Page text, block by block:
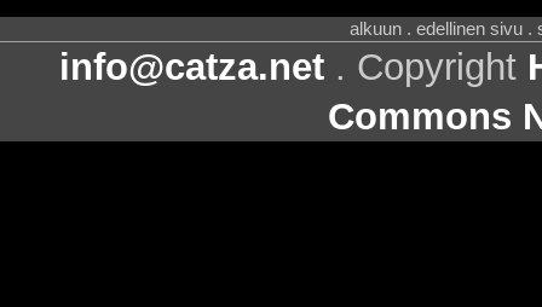
alkuun . edellinen sivu .
info@catza.net . Copyright
Commons